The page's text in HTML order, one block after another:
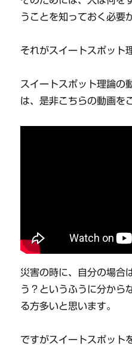
うことを知っておく必要
それがスイートスポット
スイートスポット理論の
は、是非こちらの動画を
災害の時に、自分の場合
う？というふうに分から
る方多いと思います。
ですがスイートスポット